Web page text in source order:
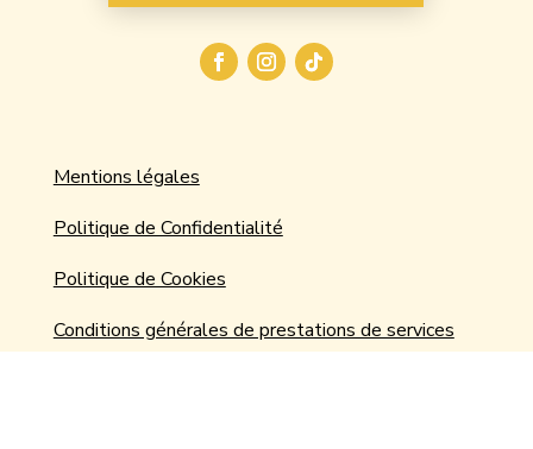
Mentions légales
Politique de Confidentialité
Politique de Cookies
Conditions générales de prestations de services